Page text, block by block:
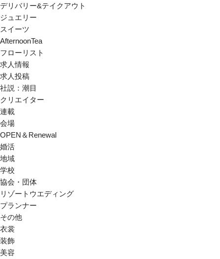
デリバリー&テイクアウト
ジュエリー
スイーツ
AfternoonTea
フローリスト
求人情報
求人投稿
社説：潮目
クリエイター
連載
会場
OPEN＆Renewal
婚活
地域
学校
協会・団体
リゾートウエディング
プランナー
その他
衣裳
装飾
美容